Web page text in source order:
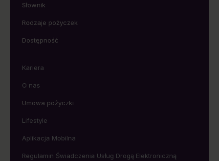
Słownik
Rodzaje pożyczek
Dostępność
Kariera
O nas
Umowa pożyczki
Lifestyle
Aplikacja Mobilna
Regulamin Świadczenia Usług Drogą Elektroniczną